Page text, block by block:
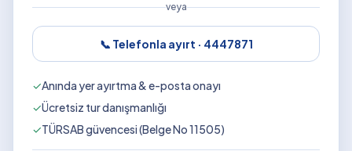
veya
📞 Telefonla ayırt · 4447871
✓Anında yer ayırtma & e-posta onayı
✓Ücretsiz tur danışmanlığı
✓TÜRSAB güvencesi (Belge No 11505)